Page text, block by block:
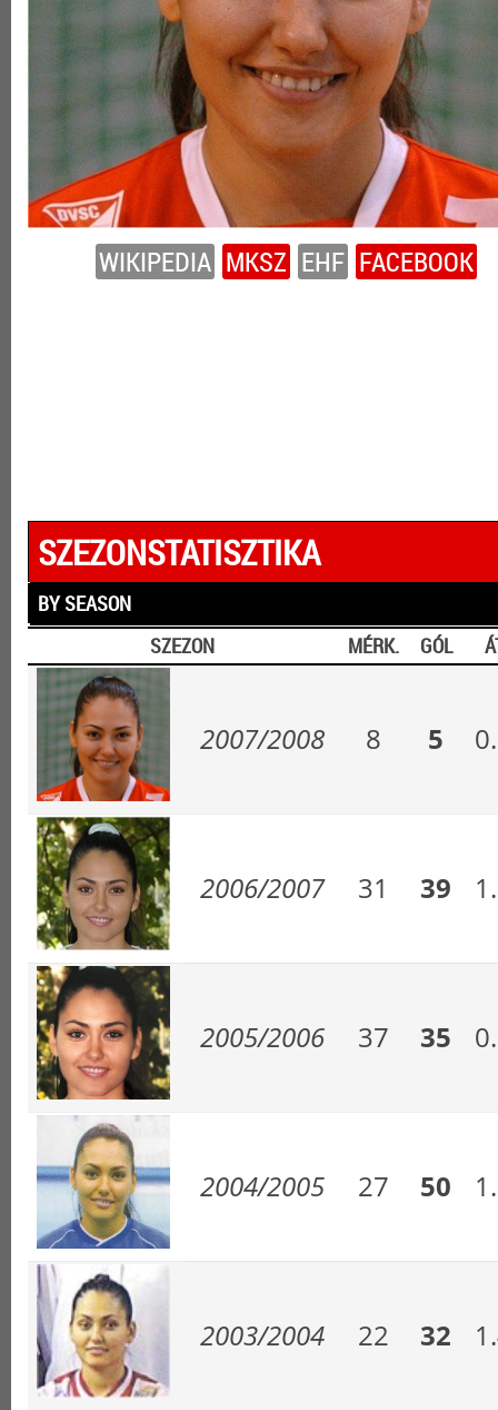
WIKIPEDIA MKSZ EHF FACEBOOK
SZEZONSTATISZTIKA
BY SEASON
SZEZON
MÉRK. GÓL
2007/2008 8 5
2006/2007 31 39
2005/2006 37 35
2004/2005 27 50
2003/2004 22 32